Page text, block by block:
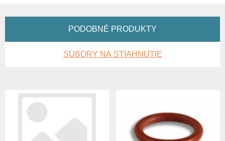
PODOBNÉ PRODUKTY
SÚBORY NA STIAHNUTIE